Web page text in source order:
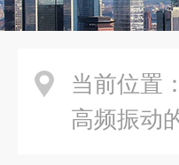
当前位置：
高频振动